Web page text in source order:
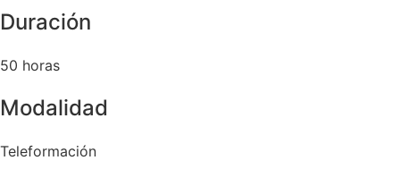
Duración
50 horas
Modalidad
Teleformación